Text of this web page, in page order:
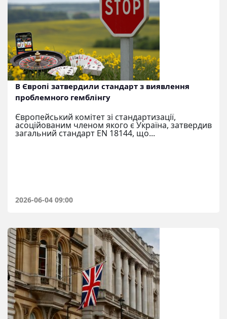
В Європі затвердили стандарт з виявлення
проблемного гемблінгу
Європейський комітет зі стандартизації,
асоційованим членом якого є Україна, затвердив
загальний стандарт EN 18144, що...
2026-06-04 09:00